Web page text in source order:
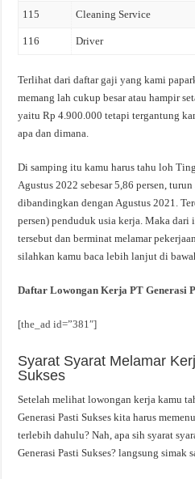
115 Cleaning Service
116 Driver
Terlihat dari daftar gaji yang kami
memang lah cukup besar atau hampir
yaitu Rp 4.900.000 tetapi tergantung
apa dan dimana.
Di samping itu kamu harus tahu loh
Agustus 2022 sebesar 5,86 persen,
dibandingkan dengan Agustus 2021.
persen) penduduk usia kerja. Maka
tersebut dan berminat melamar
silahkan kamu baca lebih lanjut di
Daftar Lowongan Kerja PT Generasi
[the_ad id=”381″]
Syarat Syarat Melamar
Sukses
Setelah melihat lowongan kerja kamu
Generasi Pasti Sukses kita harus
terlebih dahulu? Nah, apa sih syarat
Generasi Pasti Sukses? langsung simak